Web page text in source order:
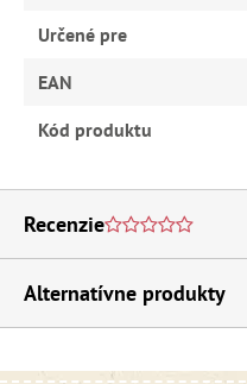
Určené pre
EAN
Kód produktu
Recenzie
Alternatívne produkty